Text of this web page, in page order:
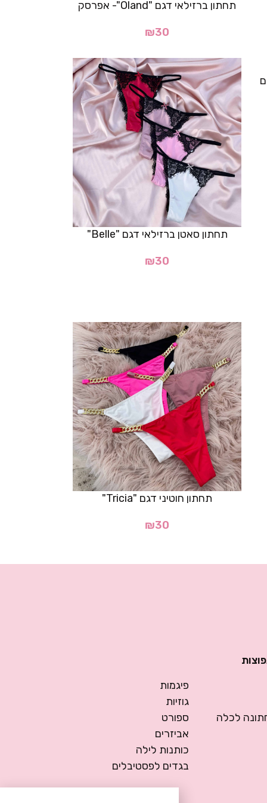
תחתון ברזילאי דגם "Oland"- אפרסק
₪30
תחתון סאטן ברזילאי דגם "Belle"
₪30
תחתון חוטיני דגם "Tricia"
₪30
לכלה
פיגמות
גוזיות
ספורט
אביזרים
כותנות לילה
בגדים לפסטיבלים